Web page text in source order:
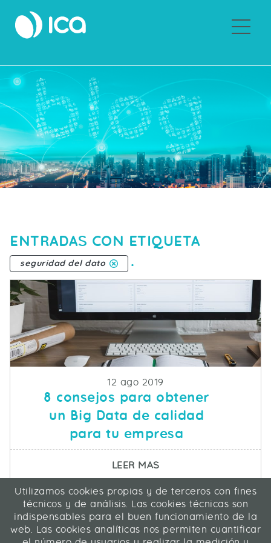
ENTRADAS CON ETIQUETA
seguridad del dato .
Fecha de publicacion
12 ago 2019
8 consejos para obtener
un Big Data de calidad
para tu empresa
LEER MASSOBRE 8 CONSEJOS
ICA Informática y Comunicaciones Avanzadas SL
C/ La Rábida 27, 28039 Madrid
91 311 04 87
Utilizamos cookies propias y de terceros con fines
técnicos y de análisis. Las cookies técnicas son
indispensables para el buen funcionamiento de la
web. Las cookies analíticas nos permiten cuantificar